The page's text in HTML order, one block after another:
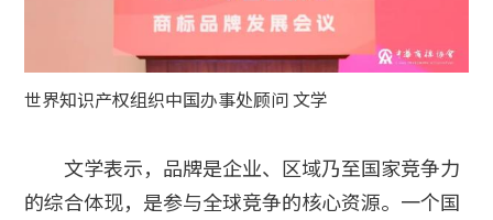
世界知识产权组织中国办事处顾问 文学
文学表示，品牌是企业、区域乃至国家竞争力
的综合体现，是参与全球竞争的核心资源。一个国